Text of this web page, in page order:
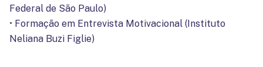
Federal de São Paulo)
• Formação em Entrevista Motivacional (Instituto
Neliana Buzi Figlie)